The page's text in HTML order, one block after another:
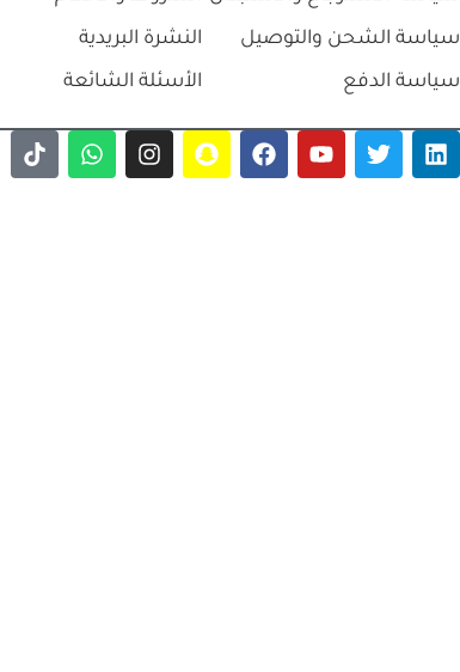
سياسة الشحن والتوصيل
سياسة الدفع
النشرة البريدية
الأسئلة الشائعة